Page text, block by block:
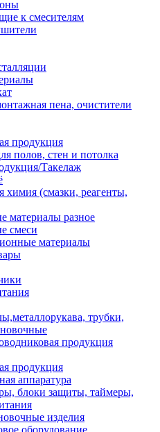
к смесителям
пена, очистители
продукция
полов, стен и потолка
Такелаж
химия (смазки, реагенты,
материалы разное
смеси
материалы
трубки,
продукция
продукция
аппаратура
блоки защиты, таймеры,
изделия
оборудование